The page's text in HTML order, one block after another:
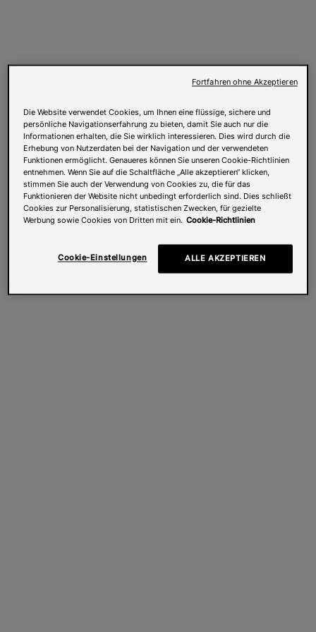
Die Website verwendet Cookies, um Ihnen eine flüssige, sichere und
persönliche Navigationserfahrung zu bieten, damit Sie auch nur die
Informationen erhalten, die Sie wirklich interessieren. Dies wird durch die
Erhebung von Nutzerdaten bei der Navigation und der verwendeten
Funktionen ermöglicht. Genaueres können Sie unseren Cookie-Richtlinien
entnehmen. Wenn Sie auf die Schaltfläche „Alle akzeptieren“ klicken,
stimmen Sie auch der Verwendung von Cookies zu, die für das
Funktionieren der Website nicht unbedingt erforderlich sind. Dies schließt
Cookies zur Personalisierung, statistischen Zwecken, für gezielte
Werbung sowie Cookies von Dritten mit ein. Cookie-Richtlinien
Cookie-Einstellungen ALLE AKZEPTIEREN
Fortfahren ohne Akzeptieren